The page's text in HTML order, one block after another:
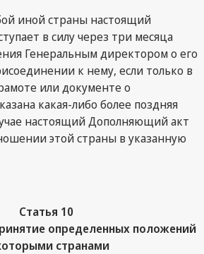
иной страны настоящий
в силу через три месяца
Генеральным директором о его
к нему, если только в
или документе о
какая-либо более поздняя
настоящий Дополняющий акт
этой страны в указанную
Статья 10
определенных положений
странами